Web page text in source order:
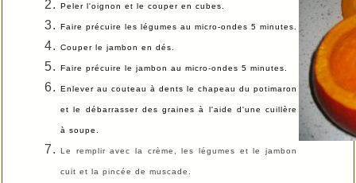
Peler l'oignon et le couper en cubes.
Faire précuire les légumes au micro-ondes 5 minutes.
Couper le jambon en dés.
Faire précuire le jambon au micro-ondes 5 minutes.
Enlever au couteau à dents le chapeau du potimaron
et le débarrasser des graines à l'aide d'une cuillère
à soupe.
Le remplir avec la crème, les légumes et le jambon
cuit et la pincée de muscade.